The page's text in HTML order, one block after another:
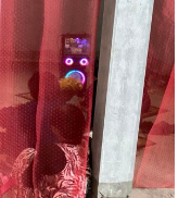
Jadi
Galeri
Seni